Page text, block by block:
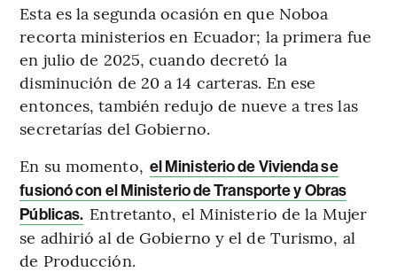
Esta es la segunda ocasión en que Noboa
recorta ministerios en Ecuador; la primera fue
en julio de 2025, cuando decretó la
disminución de 20 a 14 carteras. En ese
entonces, también redujo de nueve a tres las
secretarías del Gobierno.
En su momento, el Ministerio de Vivienda se
fusionó con el Ministerio de Transporte y Obras
Públicas. Entretanto, el Ministerio de la Mujer
se adhirió al de Gobierno y el de Turismo, al
de Producción.